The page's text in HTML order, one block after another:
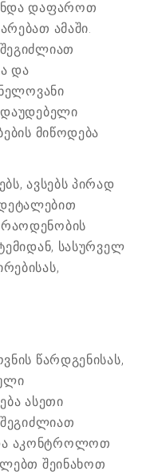
დაფაროთ
ამაში.
და
მიწოდება
ავსებს პირად
სასურველ
წარდგენისას,
ასეთი
შეგიძლიათ
აკონტროლოთ
შეინახოთ